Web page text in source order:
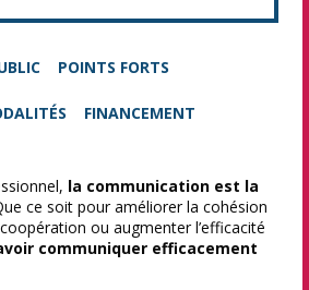
POINTS FORTS
FINANCEMENT
la communication est la
ce soit pour améliorer la cohésion
ou augmenter l’efficacité
communiquer efficacement